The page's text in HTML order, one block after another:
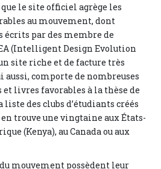
que le site officiel agrège les
au mouvement, dont
écrits par des membre de
(Intelligent Design Evolution
site riche et de facture très
comporte de nombreuses
livres favorables à la thèse de
liste des clubs d’étudiants créés
trouve une vingtaine aux États-
(Kenya), au Canada ou aux
mouvement possèdent leur